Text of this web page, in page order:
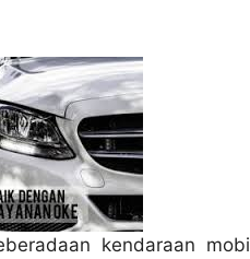
kendaraan